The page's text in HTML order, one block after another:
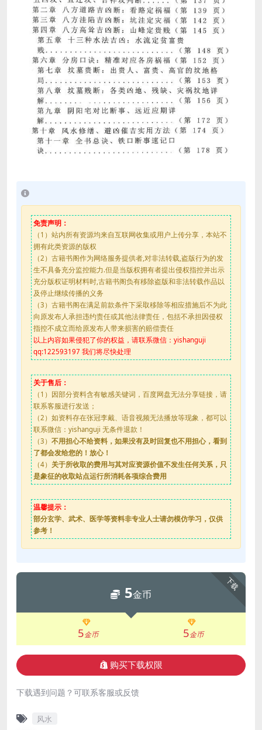
免责声明：
（1）站内所有资源均来自互联网收集或用户上传分享，本站不
拥有此类资源的版权
（2）古籍书阁作为网络服务提供者,对非法转载,盗版行为的发
生不具备充分监控能力.但是当版权拥有者提出侵权指控并出示
充分版权证明材料时,古籍书阁负有移除盗版和非法转载作品以
及停止继续传播的义务
（3）古籍书阁在满足前款条件下采取移除等相应措施后不为此
向原发布人承担违约责任或其他法律责任，包括不承担因侵权
指控不成立而给原发布人带来损害的赔偿责任
以上内容如果侵犯了你的权益，请联系微信：yishanguji
qq:122593197 我们将尽快处理
关于售后：
（1）因部分资料含有敏感关键词，百度网盘无法分享链接，请
联系客服进行发送；
（2）如资料存在张冠李戴、语音视频无法播放等现象，都可以
联系微信：yishanguji 无条件退款！
（3） 不用担心不给资料，如果没有及时回复也不用担心，看到
了都会发给您的！放心！
（4） 关于所收取的费用与其对应资源价值不发生任何关系，只
是象征的收取站点运行所消耗各项综合费用
温馨提示：
部分玄学、武术、医学等资料非专业人士请勿模仿学习，仅供
参考！
下载
5金币
5金币 5金币
购买下载权限
下载遇到问题？可联系客服或反馈
风水